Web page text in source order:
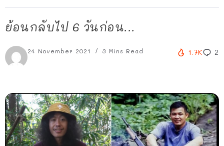
ย้อนกลับไป 6 วันก่อน...
24 November 2021 3 Mins Read 1.7K 2